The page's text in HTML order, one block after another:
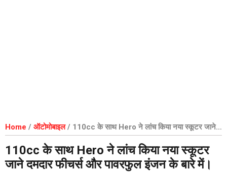
Home / ऑटोमोबाइल/ 110cc के साथ Hero ने लांच किया नया स्कूटर जाने
दमदार फीचर्स और पावरफुल इंजन के बारे में।
110cc के साथ Hero ने लांच किया नया स्कूटर
जाने दमदार फीचर्स और पावरफुल इंजन के बारे में।